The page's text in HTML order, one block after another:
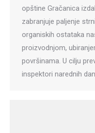
opštine Gračanica
zabranjuje paljenje
organiskih ostataka
proizvodnjom,
površinama. U cilju
inspektori narednih